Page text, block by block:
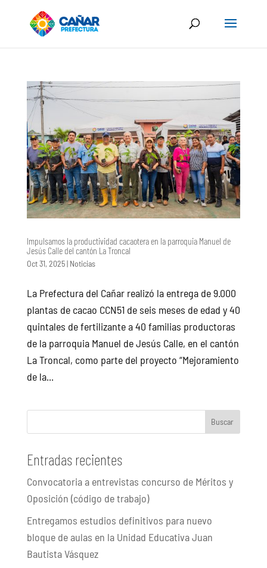
Impulsamos la productividad cacaotera en la parroquia Manuel de
Jesús Calle del cantón La Troncal
Oct 31, 2025| Noticias
La Prefectura del Cañar realizó la entrega de 9.000
plantas de cacao CCN51 de seis meses de edad y 40
quintales de fertilizante a 40 familias productoras
de la parroquia Manuel de Jesús Calle, en el cantón
La Troncal, como parte del proyecto “Mejoramiento
de la...
Buscar
Entradas recientes
Convocatoria a entrevistas concurso de Méritos y
Oposición (código de trabajo)
Entregamos estudios definitivos para nuevo
bloque de aulas en la Unidad Educativa Juan
Bautista Vásquez